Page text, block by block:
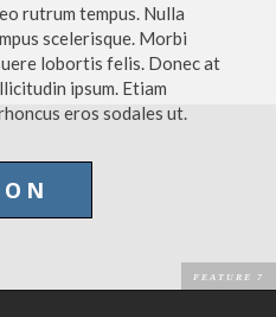
rutrum tempus. Nulla
scelerisque. Morbi
lobortis felis. Donec at
ipsum. Etiam
eros sodales ut.